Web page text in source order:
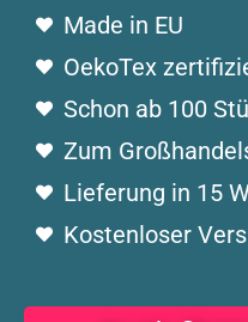
Made in EU
OekoTex
Schon ab 100
Zum
Lieferung in 15
Kostenloser